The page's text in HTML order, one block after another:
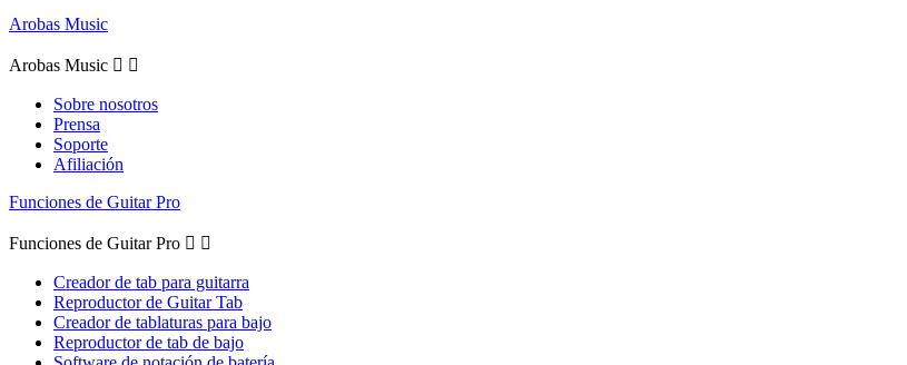
Arobas Music
Arobas Music  
Sobre nosotros
Prensa
Soporte
Afiliación
Funciones de Guitar Pro
Funciones de Guitar Pro  
Creador de tab para guitarra
Reproductor de Guitar Tab
Creador de tablaturas para bajo
Reproductor de tab de bajo